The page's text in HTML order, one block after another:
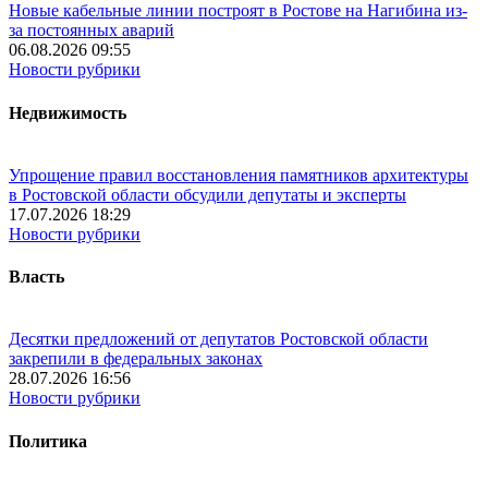
Новые кабельные линии построят в Ростове на Нагибина из-
за постоянных аварий
06.08.2026 09:55
Новости рубрики
Недвижимость
Упрощение правил восстановления памятников архитектуры
в Ростовской области обсудили депутаты и эксперты
17.07.2026 18:29
Новости рубрики
Власть
Десятки предложений от депутатов Ростовской области
закрепили в федеральных законах
28.07.2026 16:56
Новости рубрики
Политика